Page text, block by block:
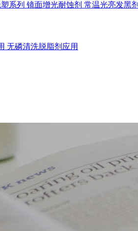
系列 镜面增光耐蚀剂 常温光亮发黑剂
无磷清洗脱脂剂应用